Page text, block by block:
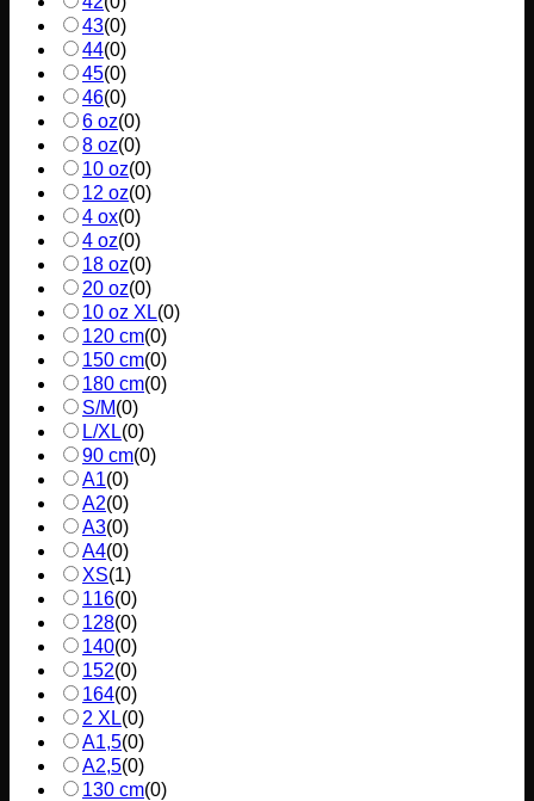
43(0)
44(0)
45(0)
46(0)
6 oz(0)
8 oz(0)
10 oz(0)
12 oz(0)
4 ox(0)
4 oz(0)
18 oz(0)
20 oz(0)
10 oz XL(0)
120 cm(0)
150 cm(0)
180 cm(0)
S/M(0)
L/XL(0)
90 cm(0)
A1(0)
A2(0)
A3(0)
A4(0)
XS(1)
116(0)
128(0)
140(0)
152(0)
164(0)
2 XL(0)
A1,5(0)
A2,5(0)
130 cm(0)